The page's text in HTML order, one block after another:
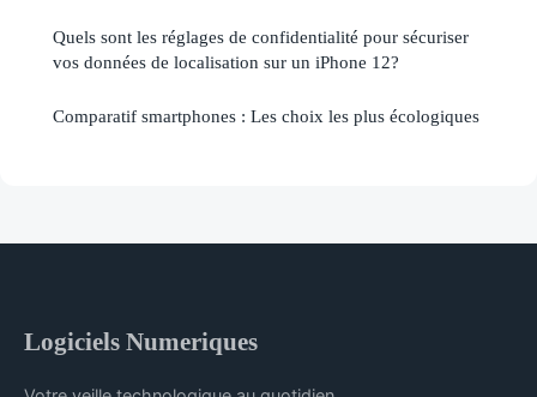
Quels sont les réglages de confidentialité pour sécuriser
vos données de localisation sur un iPhone 12?
Comparatif smartphones : Les choix les plus écologiques
Logiciels Numeriques